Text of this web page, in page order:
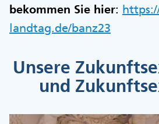
bekommen Sie hier:
landtag.de/banz23
Unsere
und